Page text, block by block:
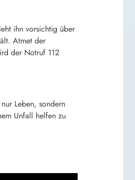
ihn vorsichtig über
Atmet der
der Notruf 112
Leben, sondern
Unfall helfen zu